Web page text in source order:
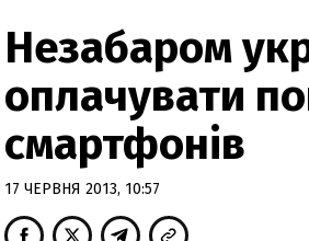
Незабаром
оплачувати
смартфонів
17 ЧЕРВНЯ 2013, 10:57